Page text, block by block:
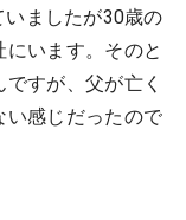
ましたが30歳の
います。そのと
すが、父が亡く
い感じだったので